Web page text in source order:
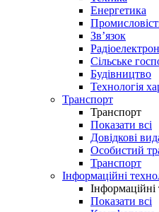
Енергетика
Зв’язок
Сільське
Будівництво
Технологія
Транспорт
Транспорт
Показати всі
Довідкові
Особистий
Транспорт
Інформаційні
Показати всі